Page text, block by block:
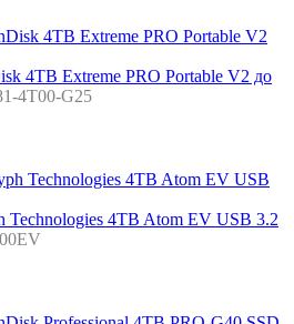
4TB Extreme PRO Portable V2 до
4T00-G25
4TB Atom EV USB 3.2